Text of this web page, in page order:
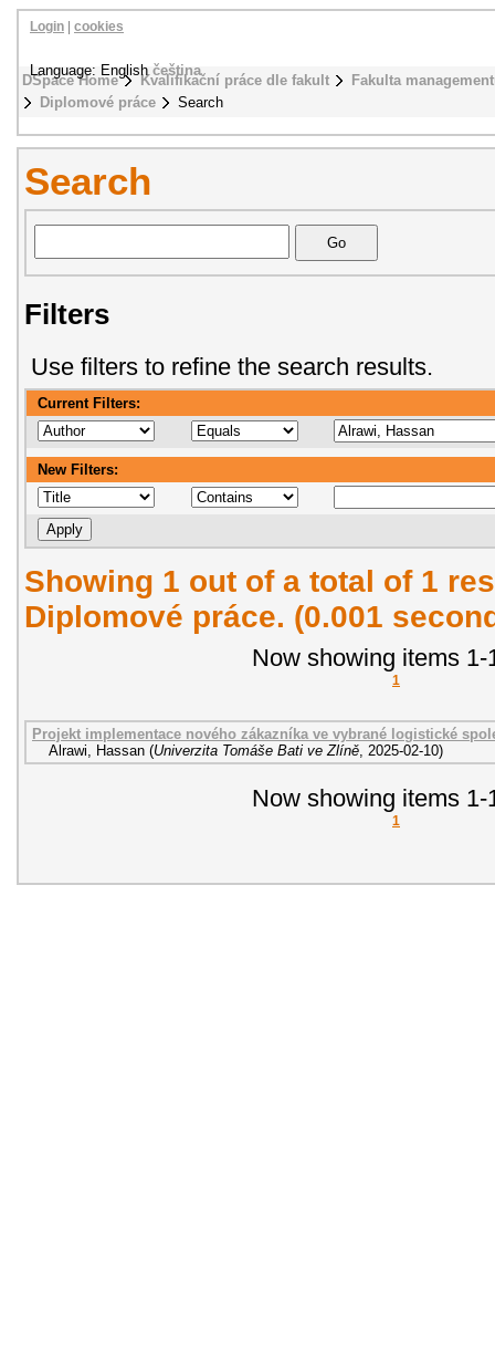
DSpace Home Kvalifikační práce dle fakult
Fakulta
Diplomové práce
Search
Login cookies
Language: Englishčeština
Search
Filters
Use filters to refine the search results.
Current Filters:
New Filters:
Showing 1 out of a total of 1
Diplomové práce. (0.001
Now showing items 1-
1
Projekt implementace nového zákazníka ve vybrané logistické
Alrawi, Hassan (Univerzita Tomáše Bati ve Zlíně, 2025-02-10)
Now showing items 1-
1